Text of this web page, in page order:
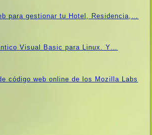
para gestionar tu Hotel, Residencia,…
Visual Basic para Linux. Y…
código web online de los Mozilla Labs